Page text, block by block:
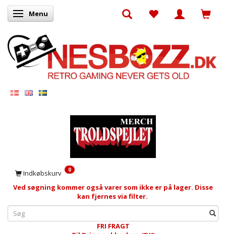
Skifte navigation
Menu
Indkøbskurv 0
Ved søgning kommer også varer som ikke er på lager. Disse
kan fjernes via filter.
FRI FRAGT